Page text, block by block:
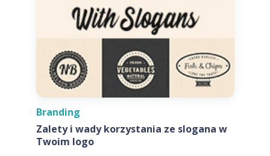
Branding
Zalety i wady korzystania ze slogana w
Twoim logo